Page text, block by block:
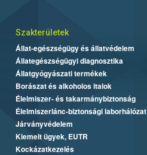
Szakterületek
Állat-egészségügy és állatvédelem
Állategészségügyi diagnosztika
Állatgyógyászati termékek
Borászat és alkoholos italok
Élelmiszer- és takarmánybiztonság
Élelmiszerlánc-biztonsági laborhálózat
Járványvédelem
Kiemelt ügyek, EUTR
Kockázatkezelés